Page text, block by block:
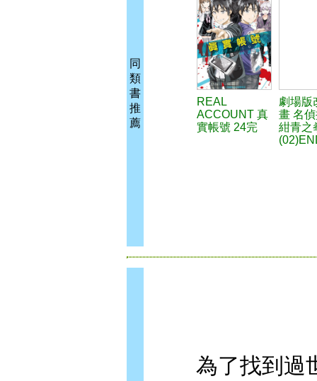
同
類
書
推
薦
REAL
ACCOUNT 真
實帳號 24完
劇場版
畫 名
紺青之
為了找到過世